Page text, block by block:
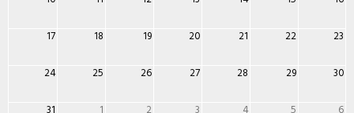
17 18 19 20 21 22 23
24 25 26 27 28 29 30